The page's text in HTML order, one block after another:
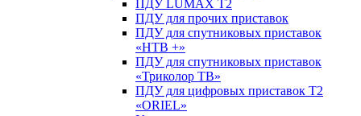
ПДУ LUMAX Т2
ПДУ для прочих приставок
ПДУ для спутниковых приставок
«НТВ +»
ПДУ для спутниковых приставок
«Триколор ТВ»
ПДУ для цифровых приставок Т2
«ORIEL»